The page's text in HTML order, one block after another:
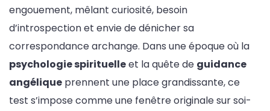
engouement, mêlant curiosité, besoin
d’introspection et envie de dénicher sa
correspondance archange. Dans une époque où la
psychologie spirituelleet la quête de guidance
angélique prennent une place grandissante, ce
test s’impose comme une fenêtre originale sur soi-